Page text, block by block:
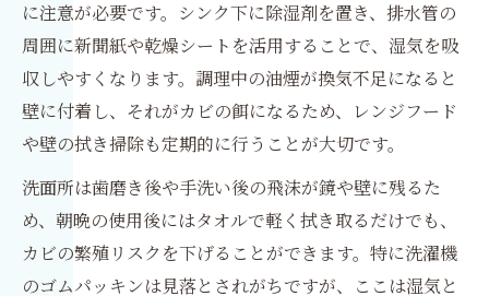
に注意が必要です。シンク下に除湿剤を置き、排水管の
周囲に新聞紙や乾燥シートを活用することで、湿気を吸
収しやすくなります。調理中の油煙が換気不足になると
壁に付着し、それがカビの餌になるため、レンジフード
や壁の拭き掃除も定期的に行うことが大切です。
洗面所は歯磨き後や手洗い後の飛沫が鏡や壁に残るた
め、朝晩の使用後にはタオルで軽く拭き取るだけでも、
カビの繁殖リスクを下げることができます。特に洗濯機
のゴムパッキンは見落とされがちですが、ここは湿気と